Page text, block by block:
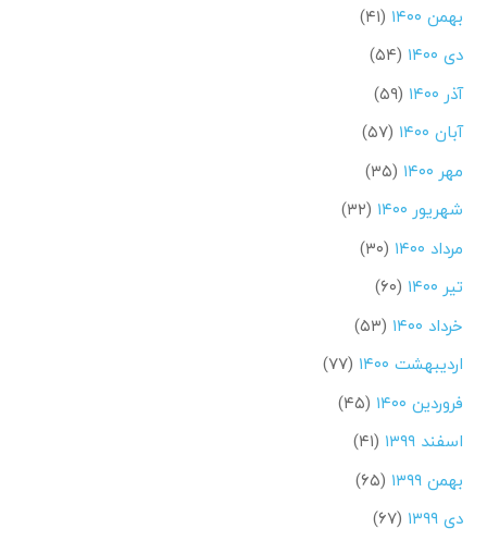
بهمن ۱۴۰۰
(۴۱)
دی ۱۴۰۰
(۵۴)
آذر ۱۴۰۰
(۵۹)
آبان ۱۴۰۰
(۵۷)
مهر ۱۴۰۰
(۳۵)
شهریور ۱۴۰۰
(۳۲)
مرداد ۱۴۰۰
(۳۰)
تیر ۱۴۰۰
(۶۰)
خرداد ۱۴۰۰
(۵۳)
اردیبهشت ۱۴۰۰
(۷۷)
فروردین ۱۴۰۰
(۴۵)
اسفند ۱۳۹۹
(۴۱)
بهمن ۱۳۹۹
(۶۵)
دی ۱۳۹۹
(۶۷)